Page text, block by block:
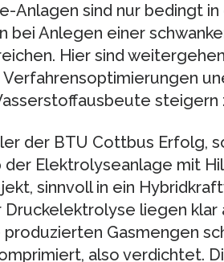
Anlagen sind nur bedingt
bei Anlegen einer
Hier sind
steigern
der BTU Cottbus Erfolg,
Elektrolyseanlage mit
sinnvoll in ein
liegen klar
Gasmengen
also verdichtet.